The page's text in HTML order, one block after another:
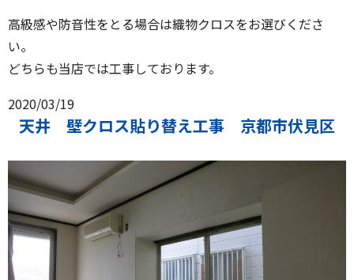
高級感や防音性をとる場合は織物クロスをお選びくださ
い。
どちらも当店では工事しております。
2020/03/19
天井 壁クロス貼り替え工事 京都市伏見区